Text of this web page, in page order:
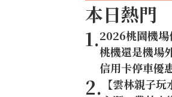
本日熱門
1.2026桃園機
桃機還是機場
信用卡停車優
2. 【雲林親子